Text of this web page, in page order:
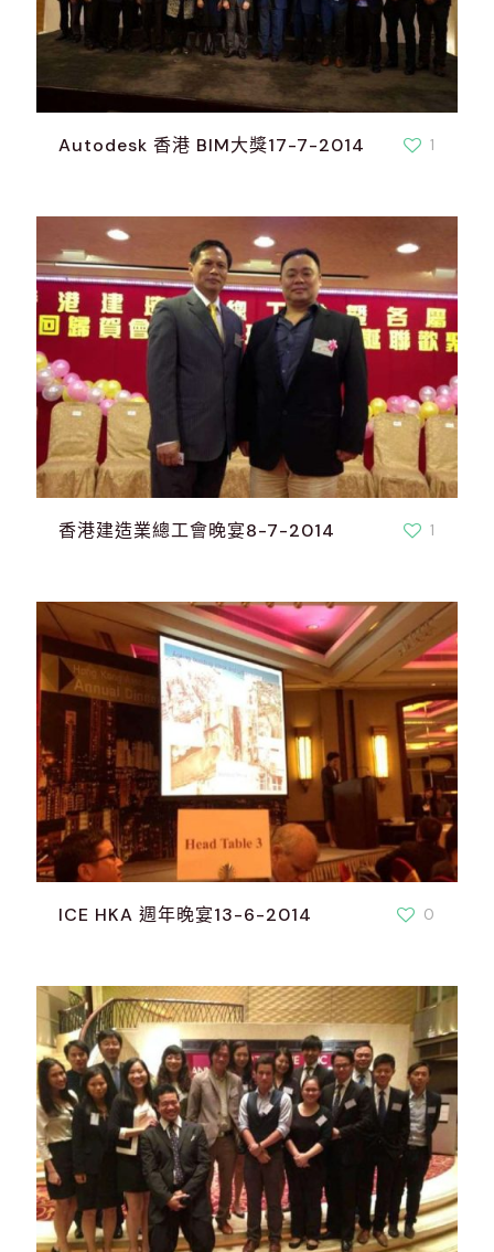
Autodesk 香港 BIM大獎17-7-2014 1
香港建造業總工會晚宴8-7-2014 1
ICE HKA 週年晚宴13-6-2014 0